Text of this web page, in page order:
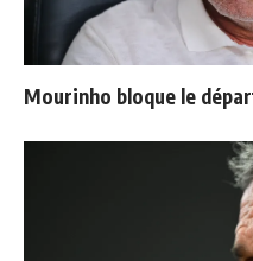
Mourinho bloque le